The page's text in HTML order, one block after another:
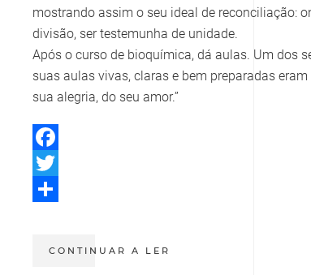
mostrando assim o seu ideal de reconciliação:
divisão, ser testemunha de unidade.
Após o curso de bioquímica, dá aulas. Um dos
suas aulas vivas, claras e bem preparadas
sua alegria, do seu amor.”
Facebook
Twitter
CONTINUAR A LER